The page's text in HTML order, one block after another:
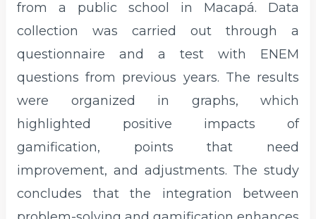
from a public school in Macapá. Data
collection was carried out through a
questionnaire and a test with ENEM
questions from previous years. The results
were organized in graphs, which
highlighted positive impacts of
gamification, points that need
improvement, and adjustments. The study
concludes that the integration between